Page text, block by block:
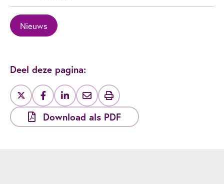
Nieuws
Deel deze pagina:
Download als PDF